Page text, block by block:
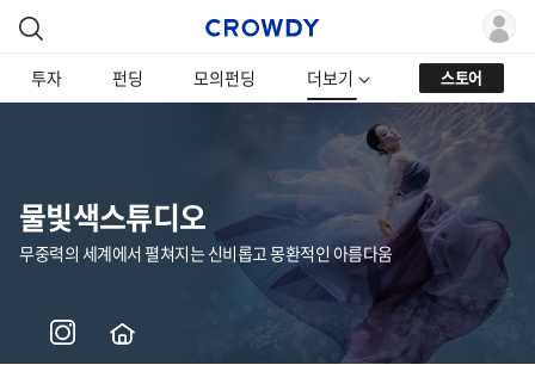
투자 펀딩 모의펀딩 더보기 스토어
물빛색스튜디오
무중력의 세계에서 펼쳐지는 신비롭고 몽환적인 아름다움